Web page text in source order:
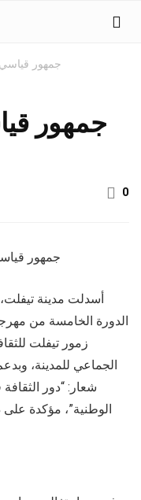
جمهور
جمهور
0
أسدلت مدينة
الدورة الخامسة من
زمور تيفلت
الجماعي للمدينة،
شعار: “دور
الوطنية”، مؤكدة على